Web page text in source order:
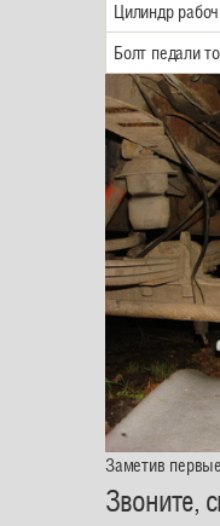
Цилиндр
Болт педали
Заметив
Звоните,